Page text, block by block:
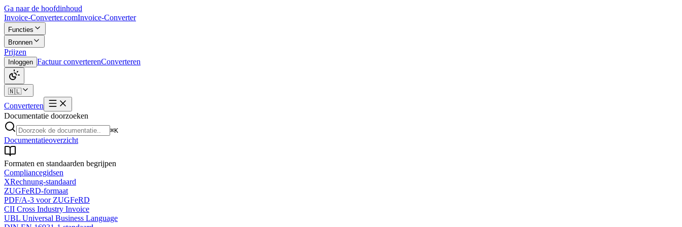
Ga naar de hoofdinhoud
Invoice-Converter.comInvoice-Converter
Functies
Bronnen
Prijzen
Inloggen Factuur converterenConverteren
🇳🇱
Converteren
Documentatie doorzoeken
⌘K
Documentatieoverzicht
Formaten en standaarden begrijpen
Compliancegidsen
XRechnung-standaard
ZUGFeRD-formaat
PDF/A-3 voor ZUGFeRD
CII Cross Industry Invoice
UBL Universal Business Language